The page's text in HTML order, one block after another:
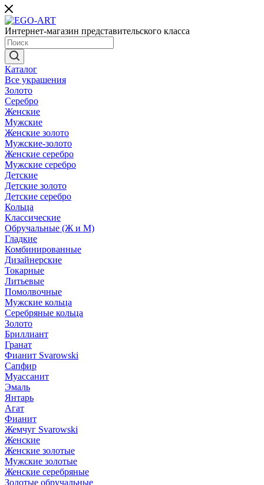
Интернет-магазин представительского класса
Каталог
Все украшения
Золото
Серебро
Женские
Мужские
Женские золото
Мужские-золото
Женские серебро
Мужские серебро
Детские
Детские золото
Детские серебро
Кольца
Классические
Обручальные (Ж и М)
Гладкие
Комбинированные
Дизайнерские
Токарные
Литьевые
Помолвочные
Мужские кольца
Серебряные кольца
Золото
Бриллиант
Гранат
Фианит Svarowski
Сапфир
Муассанит
Эмаль
Янтарь
Агат
Фианит
Жемчуг Svarowski
Женские
Женские золотые
Мужские золотые
Женские серебряные
Золотые обручальные